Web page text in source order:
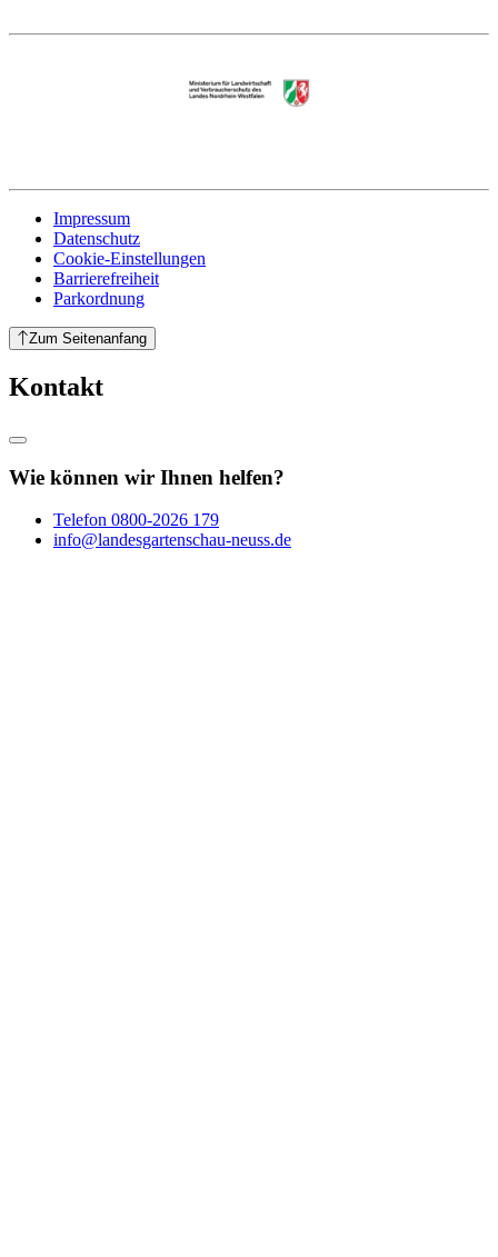
Impressum
Datenschutz
Cookie-Einstellungen
Barrierefreiheit
Parkordnung
Zum Seitenanfang
Kontakt
Wie können wir Ihnen helfen?
Telefon 0800-2026 179
info@landesgartenschau-neuss.de